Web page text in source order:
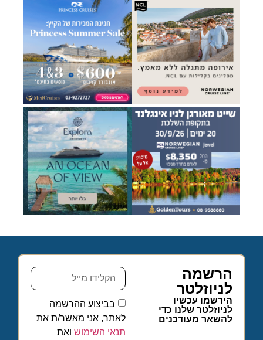
הרשמה
לניוזלטר
הירשמו עכשיו
לניוזלטר שלנו כדי
להשאר מעודכנים
בביצוע ההרשמה
לאתר, אני מאשר/ת את
תנאי השימוש ואת